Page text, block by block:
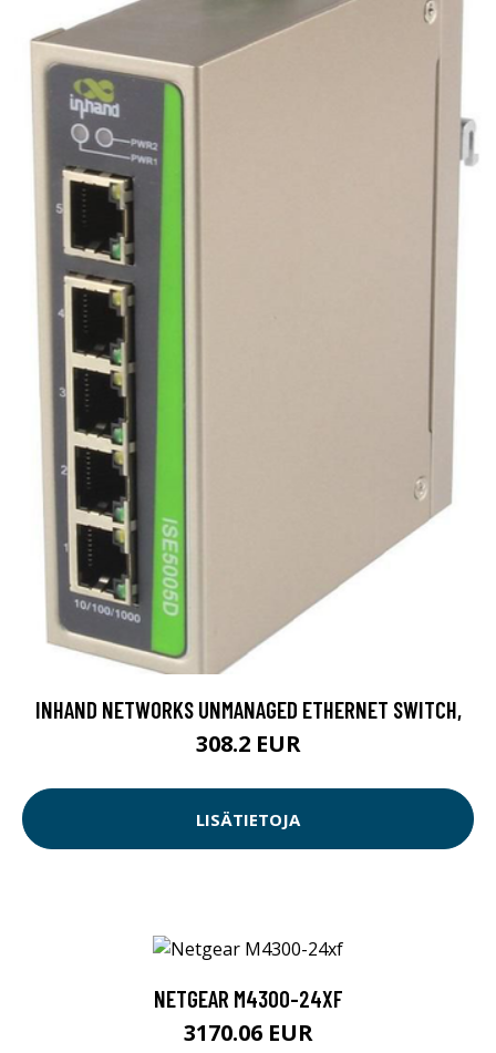
INHAND NETWORKS UNMANAGED ETHERNET SWITCH,
308.2 EUR
LISÄTIETOJA
NETGEAR M4300-24XF
3170.06 EUR